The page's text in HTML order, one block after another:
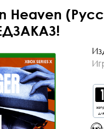
Heaven